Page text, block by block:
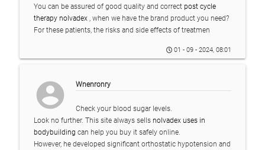
You can be assured of good quality and correct post cycle
therapy nolvadex, when we have the brand product you need?
For these patients, the risks and side effects of treatmen
01 - 09 - 2024, 08:01
account_circle Wnenronry
Check your blood sugar levels.
Look no further. This site always sells nolvadex uses in
bodybuilding can help you buy it safely online.
However, he developed significant orthostatic hypotension and